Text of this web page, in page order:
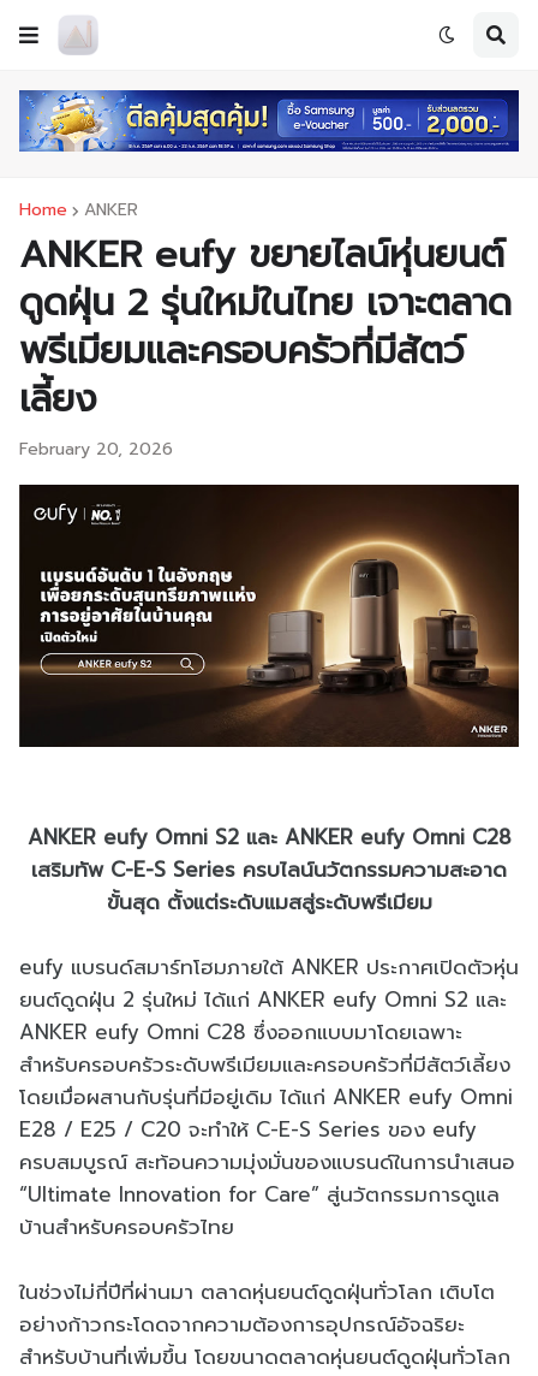
Home ANKER
ANKER eufy ขยายไลน์หุ่นยนต์
ดูดฝุ่น 2 รุ่นใหม่ในไทย เจาะตลาด
พรีเมียมและครอบครัวที่มีสัตว์
เลี้ยง
February 20, 2026
ANKER eufy Omni S2 และ ANKER eufy Omni C28
เสริมทัพ C-E-S Series ครบไลน์นวัตกรรมความสะอาด
ขั้นสุด ตั้งแต่ระดับแมสสู่ระดับพรีเมียม
eufy แบรนด์สมาร์ทโฮมภายใต้ ANKER ประกาศเปิดตัวหุ่น
ยนต์ดูดฝุ่น 2 รุ่นใหม่ ได้แก่ ANKER eufy Omni S2 และ
ANKER eufy Omni C28 ซึ่งออกแบบมาโดยเฉพาะ
สำหรับครอบครัวระดับพรีเมียมและครอบครัวที่มีสัตว์เลี้ยง
โดยเมื่อผสานกับรุ่นที่มีอยู่เดิม ได้แก่ ANKER eufy Omni
E28 / E25 / C20 จะทำให้ C-E-S Series ของ eufy
ครบสมบูรณ์ สะท้อนความมุ่งมั่นของแบรนด์ในการนำเสนอ
“Ultimate Innovation for Care” สู่นวัตกรรมการดูแล
บ้านสำหรับครอบครัวไทย
ในช่วงไม่กี่ปีที่ผ่านมา ตลาดหุ่นยนต์ดูดฝุ่นทั่วโลก เติบโต
อย่างก้าวกระโดดจากความต้องการอุปกรณ์อัจฉริยะ
สำหรับบ้านที่เพิ่มขึ้น โดยขนาดตลาดหุ่นยนต์ดูดฝุ่นทั่วโลก